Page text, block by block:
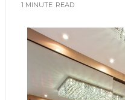
1 MINUTE READ